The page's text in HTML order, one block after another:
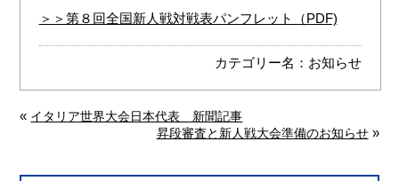
＞＞第８回全国新人戦対戦表パンフレット（PDF)
カテゴリー名： お知らせ
« イタリア世界大会日本代表 新聞記事
昇段審査と新人戦大会準備のお知らせ»